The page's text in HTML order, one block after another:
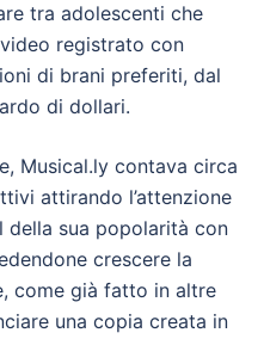
tra adolescenti che
registrato con
di brani preferiti, dal
di dollari.
Musical.ly contava circa
attirando l’attenzione
della sua popolarità con
crescere la
come già fatto in altre
una copia creata in